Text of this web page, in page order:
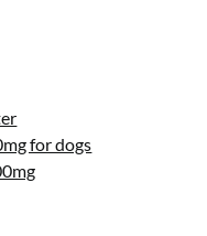
for dogs